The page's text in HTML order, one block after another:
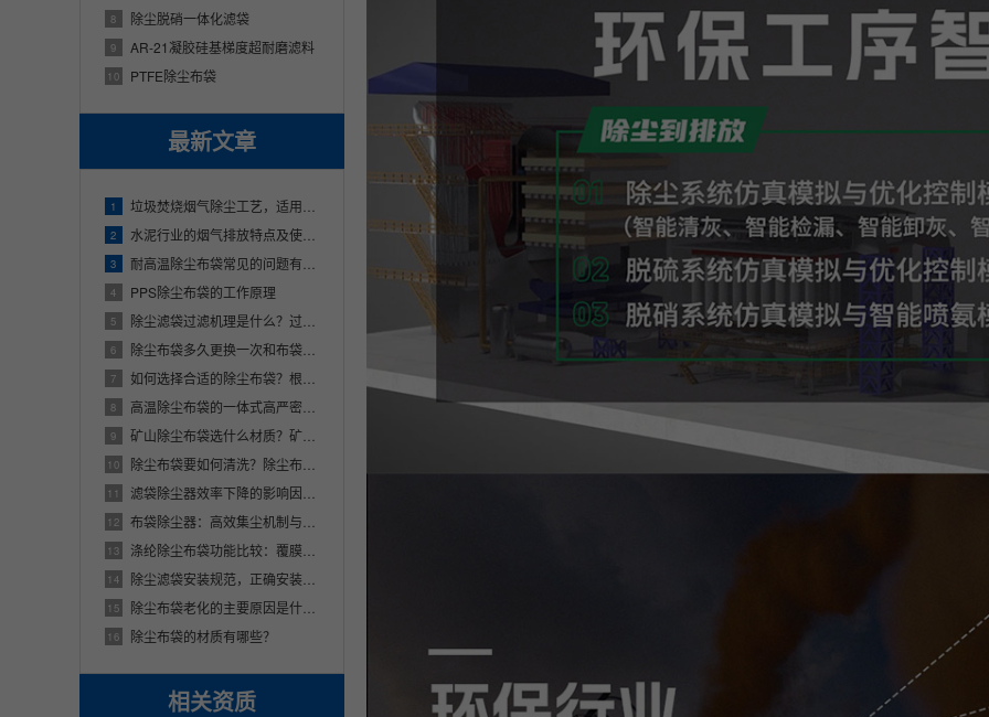
8 除尘脱硝一体化滤袋
9 AR-21凝胶硅基梯度超耐磨滤料
10 PTFE除尘布袋
最新文章
1 垃圾焚烧烟气除尘工艺，适用什么材质除尘布袋？
2 水泥行业的烟气排放特点及使用的除尘布袋材质
3 耐高温除尘布袋常见的问题有哪些？
4 PPS除尘布袋的工作原理
5 除尘滤袋过滤机理是什么？过滤过程存在的问题解析
6 除尘布袋多久更换一次和布袋的材质有关吗？
7 如何选择合适的除尘布袋？根据烟气特性、粉尘性状以及清灰方式挑选除尘布袋
8 高温除尘布袋的一体式高严密性无针眼袋口介绍
9 矿山除尘布袋选什么材质？矿山除尘布袋厂家联系方式
10 除尘布袋要如何清洗？除尘布袋清洗的主要工艺步骤
11 滤袋除尘器效率下降的影响因素及优化对策分析
12 布袋除尘器：高效集尘机制与优化策略解析
13 涤纶除尘布袋功能比较：覆膜与防水的差异
14 除尘滤袋安装规范，正确安装除尘布袋【图文】
15 除尘布袋老化的主要原因是什么？解析除尘布袋老化4个因素
16 除尘布袋的材质有哪些？
相关资质